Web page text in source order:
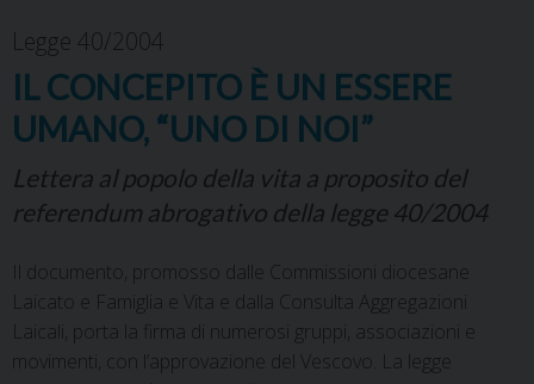
Legge 40/2004
IL CONCEPITO È UN ESSERE
UMANO, “UNO DI NOI”
Lettera al popolo della vita a proposito del
referendum abrogativo della legge 40/2004
Il documento, promosso dalle Commissioni diocesane
Laicato e Famiglia e Vita e dalla Consulta Aggregazioni
Laicali, porta la firma di numerosi gruppi, associazioni e
movimenti, con l’approvazione del Vescovo. La legge